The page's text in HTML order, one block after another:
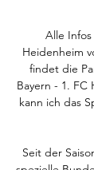
Alle Infos
Heidenheim
findet die
Bayern - 1. FC
kann ich das
Seit der